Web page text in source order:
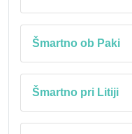
Šmartno ob Paki
Šmartno pri Litiji